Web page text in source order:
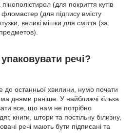
пінополістирол (для покриття кутів
(для підпису вмісту
великі мішки для сміття (за
речі?
до останньої хвилини, нумо почати
днями раніше. У найближчі кілька
все, що нам не потрібно
книги, штори та постільну білизну,
речі мають бути підписані та